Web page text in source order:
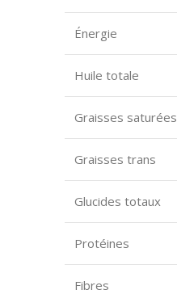
Énergie
Huile totale
Graisses saturées
Graisses trans
Glucides totaux
Protéines
Fibres